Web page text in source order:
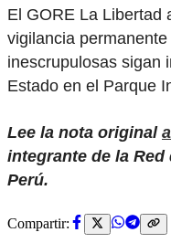
El GORE La Libertad
vigilancia
inescrupulosas sigan
Estado en el Parque
Lee la nota original
integrante de la
Perú.
Compartir: